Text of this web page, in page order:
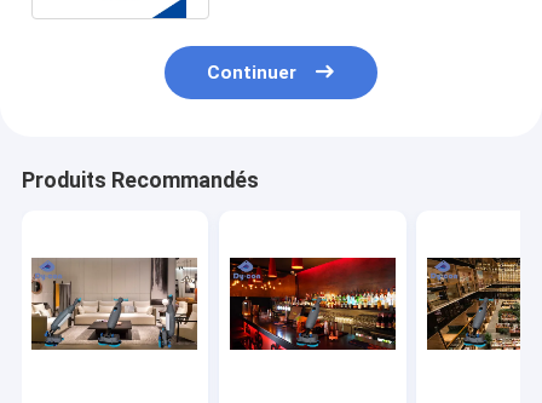
Continuer
Produits Recommandés